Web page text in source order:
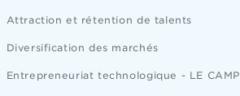
Attraction et rétention de talents
Diversification des marchés
Entrepreneuriat technologique - LE CAMP